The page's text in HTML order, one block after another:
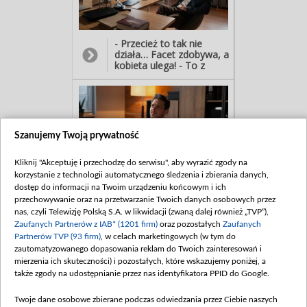
- Dziwnie? Nigdy nie
posprzeczałeś się ze
swoją…? A nie, ty nie! Jak
ty to robisz, że śpisz ze
wszystkimi i żadna nie ma
do ciebie pretensji? -
Jestem szczery w
uczuciach... I zawsze
pytam o zgodę.
- Przecież to tak nie
działa… Facet zdobywa, a
kobieta ulega! - To z
Marią chyba ci coś nie
wyszło... - Wracamy do
siebie, to trochę iskrzy…
Po kilku godzinach Dobry
zdradzi za to koledze,
że… myśli o zmianie
pracy.
- Odkąd ty i Maria
odeszliście, jestem tam
jak piąte koło u wozu.
Porzucony i samotny… -
Chcesz przejść do Leśnej
Góry? - Musiałby mnie
Beger zrobić
ordynatorem. Ale jak
ładnie poprosi…
Szanujemy Twoją prywatność
Kliknij "Akceptuję i przechodzę do serwisu", aby wyrazić zgody na
korzystanie z technologii automatycznego śledzenia i zbierania danych,
dostęp do informacji na Twoim urządzeniu końcowym i ich
przechowywanie oraz na przetwarzanie Twoich danych osobowych przez
nas, czyli Telewizję Polską S.A. w likwidacji (zwaną dalej również „TVP”),
Zaufanych Partnerów z IAB* (1201 firm) oraz pozostałych Zaufanych
Partnerów TVP (93 firm) , w celach marketingowych (w tym do
zautomatyzowanego dopasowania reklam do Twoich zainteresowań i
mierzenia ich skuteczności) i pozostałych, które wskazujemy poniżej, a
także zgody na udostępnianie przez nas identyfikatora PPID do Google.
Twoje dane osobowe zbierane podczas odwiedzania przez Ciebie naszych